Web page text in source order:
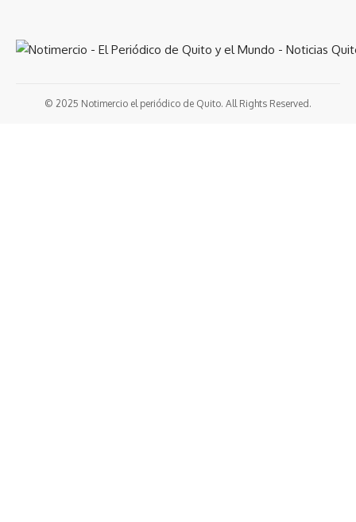
© 2025 Notimercio el periódico de Quito. All Rights Reserved.